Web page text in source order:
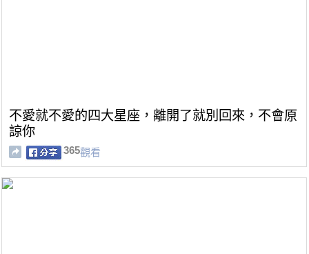
不愛就不愛的四大星座，離開了就別回來，不會原
諒你
365觀看